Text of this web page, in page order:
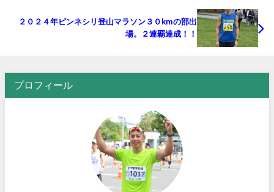
２０２４年ピンネシリ登山マラソン３０kmの部出
場。２連覇達成！！
プロフィール